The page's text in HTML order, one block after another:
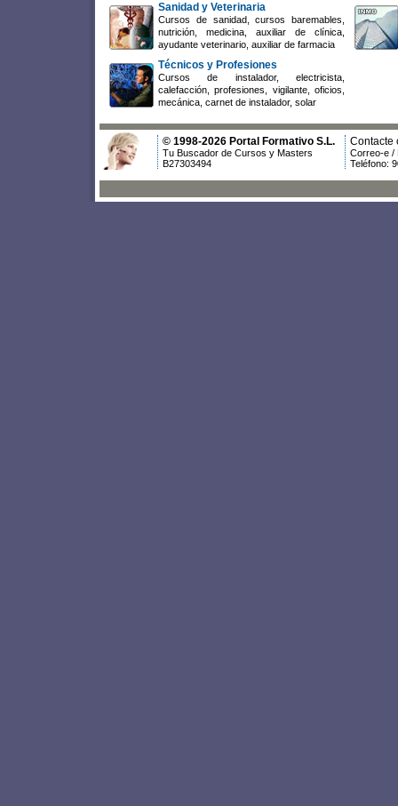
Sanidad y Veterinaria
Cursos de sanidad, cursos baremables,
nutrición, medicina, auxiliar de clínica,
ayudante veterinario, auxiliar de farmacia
Técnicos y Profesiones
Cursos de instalador, electricista,
calefacción, profesiones, vigilante, oficios,
mecánica, carnet de instalador, solar
© 1998-2026 Portal Formativo S.L.
Tu Buscador de Cursos y Masters
B27303494
Contacte
Correo-e /
Teléfono: